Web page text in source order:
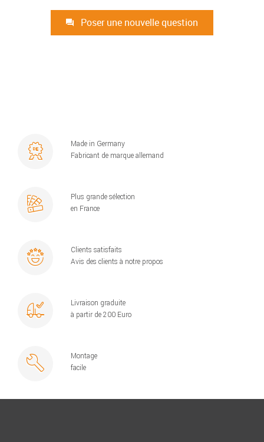
Poser une nouvelle question
Made in Germany
Fabricant de marque allemand
Plus grande sélection
en France
Clients satisfaits
Avis des clients à notre propos
Livraison graduite
à partir de 200 Euro
Montage
facile